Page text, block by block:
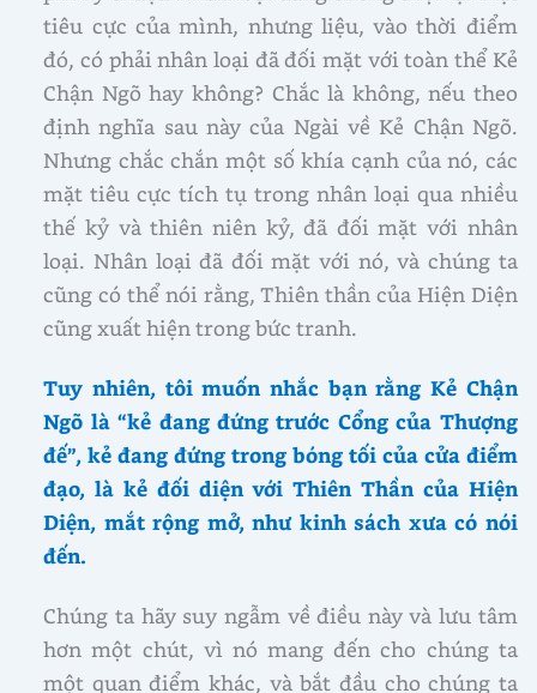
tiêu cực của mình, nhưng liệu, vào thời điểm
đó, có phải nhân loại đã đối mặt với toàn thể Kẻ
Chận Ngõ hay không? Chắc là không, nếu theo
định nghĩa sau này của Ngài về Kẻ Chận Ngõ.
Nhưng chắc chắn một số khía cạnh của nó, các
mặt tiêu cực tích tụ trong nhân loại qua nhiều
thế kỷ và thiên niên kỷ, đã đối mặt với nhân
loại. Nhân loại đã đối mặt với nó, và chúng ta
cũng có thể nói rằng, Thiên thần của Hiện Diện
cũng xuất hiện trong bức tranh.
Tuy nhiên, tôi muốn nhắc bạn rằng Kẻ Chận
Ngõ là “kẻ đang đứng trước Cổng của Thượng
đế”, kẻ đang đứng trong bóng tối của cửa điểm
đạo, là kẻ đối diện với Thiên Thần của Hiện
Diện, mắt rộng mở, như kinh sách xưa có nói
đến.
Chúng ta hãy suy ngẫm về điều này và lưu tâm
hơn một chút, vì nó mang đến cho chúng ta
một quan điểm khác, và bắt đầu cho chúng ta